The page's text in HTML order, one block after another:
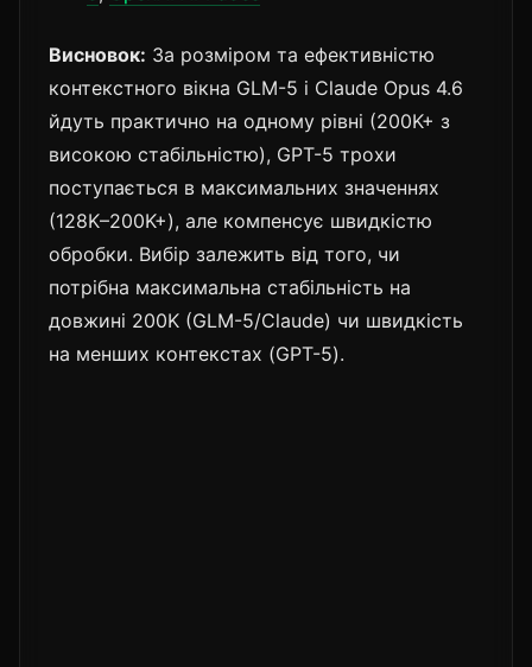
Висновок: За розміром та ефективністю
контекстного вікна GLM-5 і Claude Opus 4.6
йдуть практично на одному рівні (200K+ з
високою стабільністю), GPT-5 трохи
поступається в максимальних значеннях
(128K–200K+), але компенсує швидкістю
обробки. Вибір залежить від того, чи
потрібна максимальна стабільність на
довжині 200K (GLM-5/Claude) чи швидкість
на менших контекстах (GPT-5).